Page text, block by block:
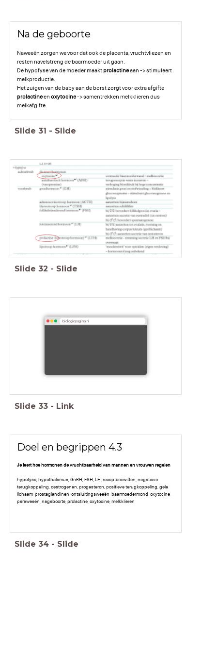
Na de geboorte
Naweeën zorgen we voor dat ook de placenta, vruchtvliezen en
resten navelstreng de baarmoeder uit gaan.
De hypofyse van de moeder maakt prolactineaan -> stimuleert
melkproductie.
Het zuigen van de baby aan de borst zorgt voor extra afgifte
prolactineen oxytocine-> samentrekken melkklieren dus
melkafgifte.
Slide 31 - Slide
Slide 32 - Slide
biologiepagina.nl
Slide 33 - Link
Doel en begrippen 4.3
Je leert hoe hormonen de vruchtbaarheid van mannen en vrouwen regelen
hypofyse, hypothalamus, GnRH, FSH, LH, receptoreiwitten, negatieve
terugkoppeling, oestrogenen, progesteron, positieve terugkoppeling, gele
lichaam, prostaglandinen, ontsluitingsweeën, baarmoedermond, oxytocine,
persweeën, nageboorte, prolactine, oxytocine, melkklieren
Slide 34 - Slide